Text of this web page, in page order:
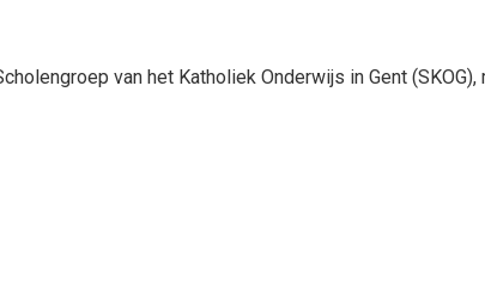
van het Katholiek Onderwijs in Gent